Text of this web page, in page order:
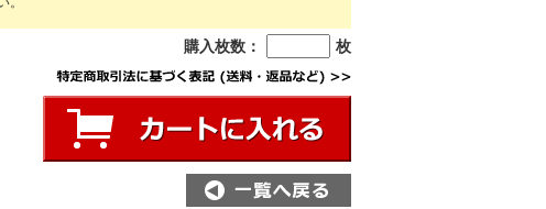
購入枚数： 枚